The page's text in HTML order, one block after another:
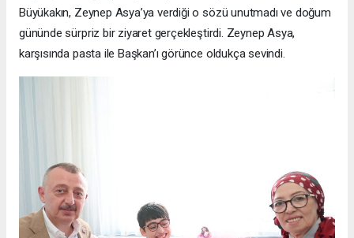
Büyükakın, Zeynep Asya’ya verdiği o sözü unutmadı ve doğum
gününde sürpriz bir ziyaret gerçekleştirdi. Zeynep Asya,
karşısında pasta ile Başkan’ı görünce oldukça sevindi.